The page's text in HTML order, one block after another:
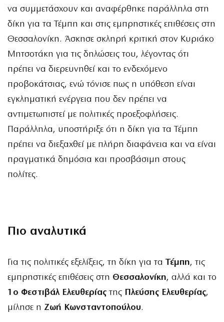
να συμμετάσχουν και αναφέρθηκε παράλληλα στη
δίκη για τα Τέμπη και στις εμπρηστικές επιθέσεις στη
Θεσσαλονίκη. Άσκησε σκληρή κριτική στον Κυριάκο
Μητσοτάκη για τις δηλώσεις του, λέγοντας ότι
πρέπει να διερευνηθεί και το ενδεχόμενο
προβοκάτσιας, ενώ τόνισε πως η υπόθεση είναι
εγκληματική ενέργεια που δεν πρέπει να
αντιμετωπιστεί με πολιτικές προεξοφλήσεις.
Παράλληλα, υποστήριξε ότι η δίκη για τα Τέμπη
πρέπει να διεξαχθεί με πλήρη διαφάνεια και να είναι
πραγματικά δημόσια και προσβάσιμη στους
πολίτες.
Πιο αναλυτικά
Για τις πολιτικές εξελίξεις, τη δίκη για τα Τέμπη, τις
εμπρηστικές επιθέσεις στη Θεσσαλονίκη, αλλά και το
1ο Φεστιβάλ Ελευθερίας της Πλεύσης Ελευθερίας,
μίλησε η Ζωή Κωνσταντοπούλου.